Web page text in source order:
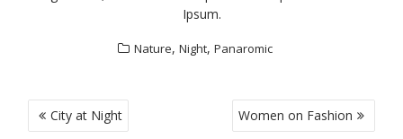
Ipsum.
Nature, Night, Panaromic
POST
NAVIGATION
City at Night Women on Fashion